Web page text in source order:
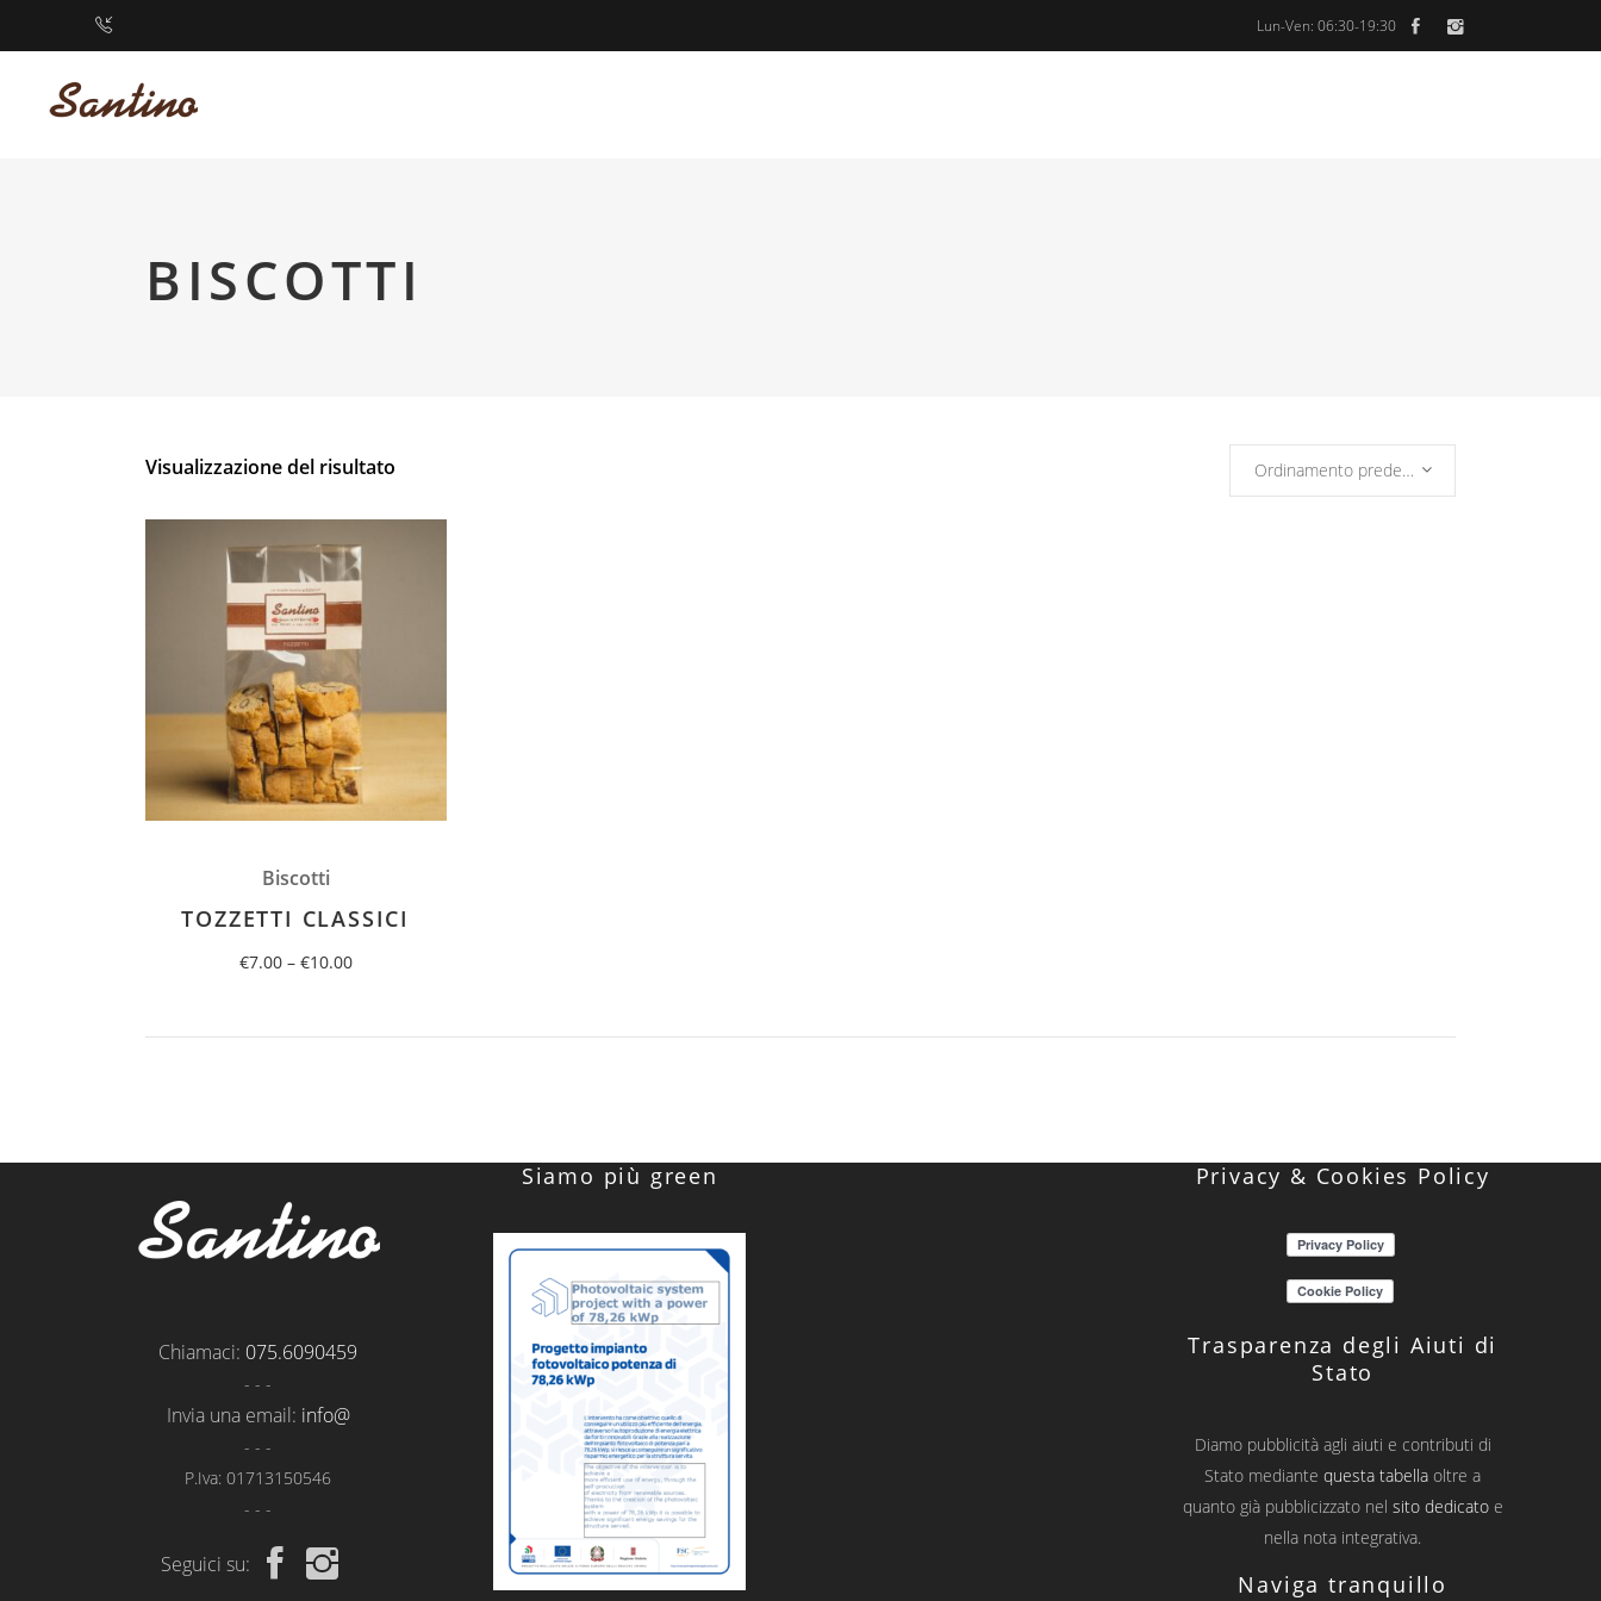
Lun-Ven: 06:30-19:30
BISCOTTI
Visualizzazione del risultato Ordinamento predefinito
Biscotti
TOZZETTI CLASSICI
€7.00– €10.00
Chiamaci: 075.6090459
- - -
Invia una email: info@
- - -
P.Iva: 01713150546
- - -
Seguici su:
Siamo più green Privacy & Cookies Policy
Trasparenza degli Aiuti di
Stato
Diamo pubblicità agli aiuti e contributi di
Stato mediantequesta tabella oltre a
quanto già pubblicizzato nel sito dedicatoe
nella nota integrativa.
Naviga tranquillo